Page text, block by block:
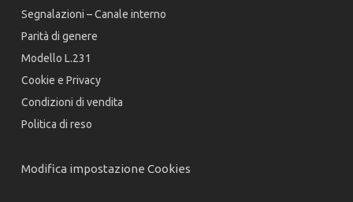
Segnalazioni – Canale interno
Parità di genere
Modello L.231
Cookie e Privacy
Condizioni di vendita
Politica di reso
Modifica impostazione Cookies